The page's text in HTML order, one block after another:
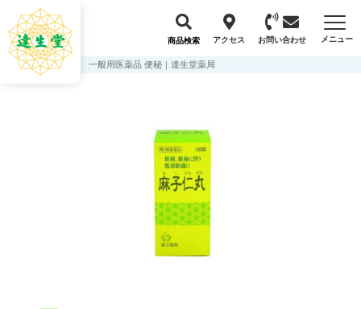
アクセス お問い合わせ メニュー
商品検索
一般用医薬品 便秘｜達生堂薬局